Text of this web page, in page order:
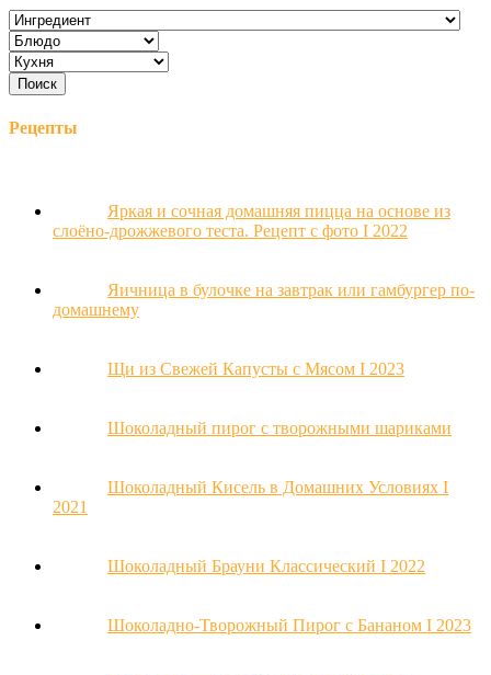
Рецепты
Яркая и сочная домашняя пицца на основе из
слоёно-дрожжевого теста. Рецепт с фото Ι 2022
Яичница в булочке на завтрак или гамбургер по-
домашнему
Щи из Свежей Капусты с Мясом Ι 2023
Шоколадный пирог с творожными шариками
Шоколадный Кисель в Домашних Условиях Ι
2021
Шоколадный Брауни Классический Ι 2022
Шоколадно-Творожный Пирог с Бананом Ι 2023